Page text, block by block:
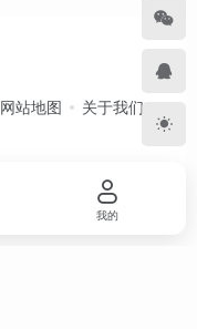
网站地图 关于我们
我的